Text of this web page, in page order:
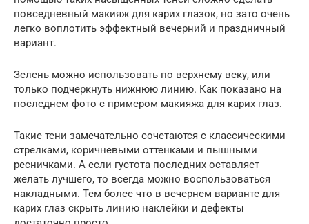
повседневный макияж для карих глазок, но зато очень
легко воплотить эффектный вечерний и праздничный
вариант.
Зелень можно использовать по верхнему веку, или
только подчеркнуть нижнюю линию. Как показано на
последнем фото с примером макияжа для карих глаз.
Такие тени замечательно сочетаются с классическими
стрелками, коричневыми оттенками и пышными
ресничками. А если густота последних оставляет
желать лучшего, то всегда можно воспользоваться
накладными. Тем более что в вечернем варианте для
карих глаз скрыть линию наклейки и дефекты